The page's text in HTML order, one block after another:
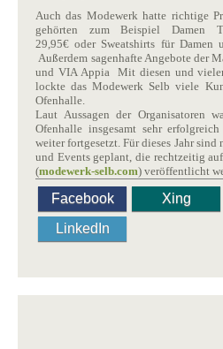
Auch das Modewerk hatte richtige
gehörten zum Beispiel
29,95€ oder Sweatshirts für Damen
Außerdem sagenhafte Angebote der
und VIA Appia Mit diesen und
lockte das Modewerk Selb viele
Ofenhalle.
Laut Aussagen der Organisatoren
Ofenhalle insgesamt sehr
weiter fortgesetzt. Für dieses Jahr sind
und Events geplant, die rechtzeitig
(modewerk-selb.com) veröffentlicht
Facebook Xing
LinkedIn